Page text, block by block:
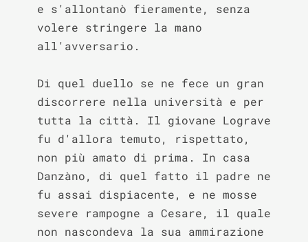
e s'allontanò fieramente, senza
volere stringere la mano
all'avversario.
Di quel duello se ne fece un gran
discorrere nella università e per
tutta la città. Il giovane Lograve
fu d'allora temuto, rispettato,
non più amato di prima. In casa
Danzàno, di quel fatto il padre ne
fu assai dispiacente, e ne mosse
severe rampogne a Cesare, il quale
non nascondeva la sua ammirazione